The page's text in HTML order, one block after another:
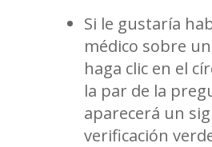
Si le gustaría
médico sobre
haga clic en el
la par de la
aparecerá un
verificación